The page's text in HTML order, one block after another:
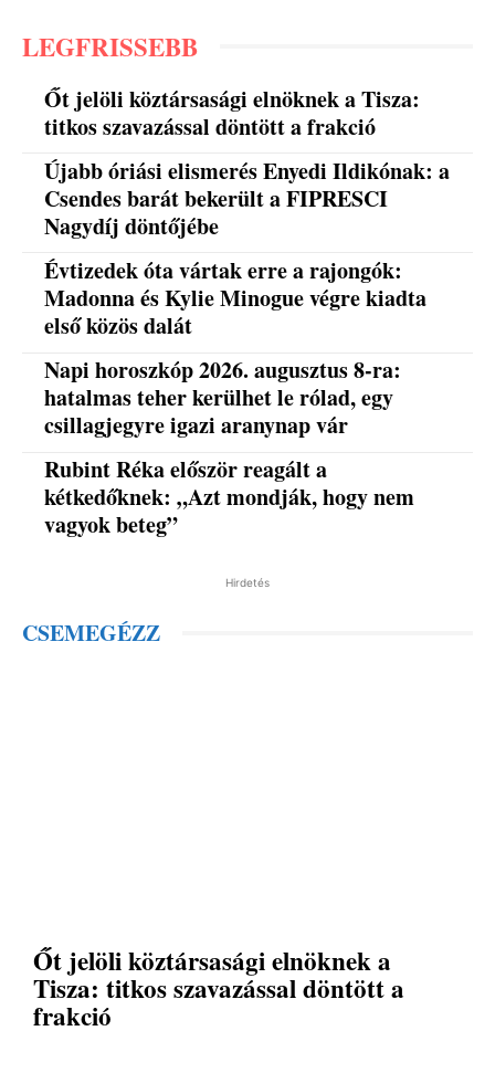
LEGFRISSEBB
Őt jelöli köztársasági elnöknek a Tisza:
titkos szavazással döntött a frakció
Újabb óriási elismerés Enyedi Ildikónak: a
Csendes barát bekerült a FIPRESCI
Nagydíj döntőjébe
Évtizedek óta vártak erre a rajongók:
Madonna és Kylie Minogue végre kiadta
első közös dalát
Napi horoszkóp 2026. augusztus 8-ra:
hatalmas teher kerülhet le rólad, egy
csillagjegyre igazi aranynap vár
Rubint Réka először reagált a
kétkedőknek: „Azt mondják, hogy nem
vagyok beteg”
Hirdetés
CSEMEGÉZZ
Őt jelöli köztársasági elnöknek a
Tisza: titkos szavazással döntött a
frakció